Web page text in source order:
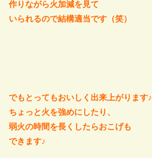
作りながら火加減を見て
いられるので結構適当です（笑）
でもとってもおいしく出来上がります♪
ちょっと火を強めにしたり、
弱火の時間を長くしたらおこげも
できます♪